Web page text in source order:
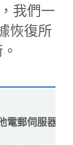
我們一
恢復所
電郵伺服器